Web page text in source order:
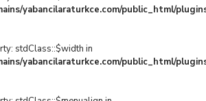
yabancilaraturkce.com/public_html/
stdClass::$width in
yabancilaraturkce.com/public_html/